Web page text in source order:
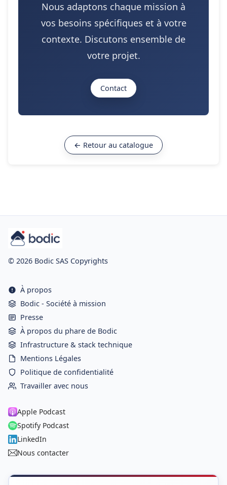
Nous adaptons chaque mission à
vos besoins spécifiques et à votre
contexte. Discutons ensemble de
votre projet.
Contact
← Retour au catalogue
© 2026 Bodic SAS Copyrights
À propos
Bodic - Société à mission
Presse
À propos du phare de Bodic
Infrastructure & stack technique
Mentions Légales
Politique de confidentialité
Travailler avec nous
Apple Podcast
Spotify Podcast
LinkedIn
Nous contacter